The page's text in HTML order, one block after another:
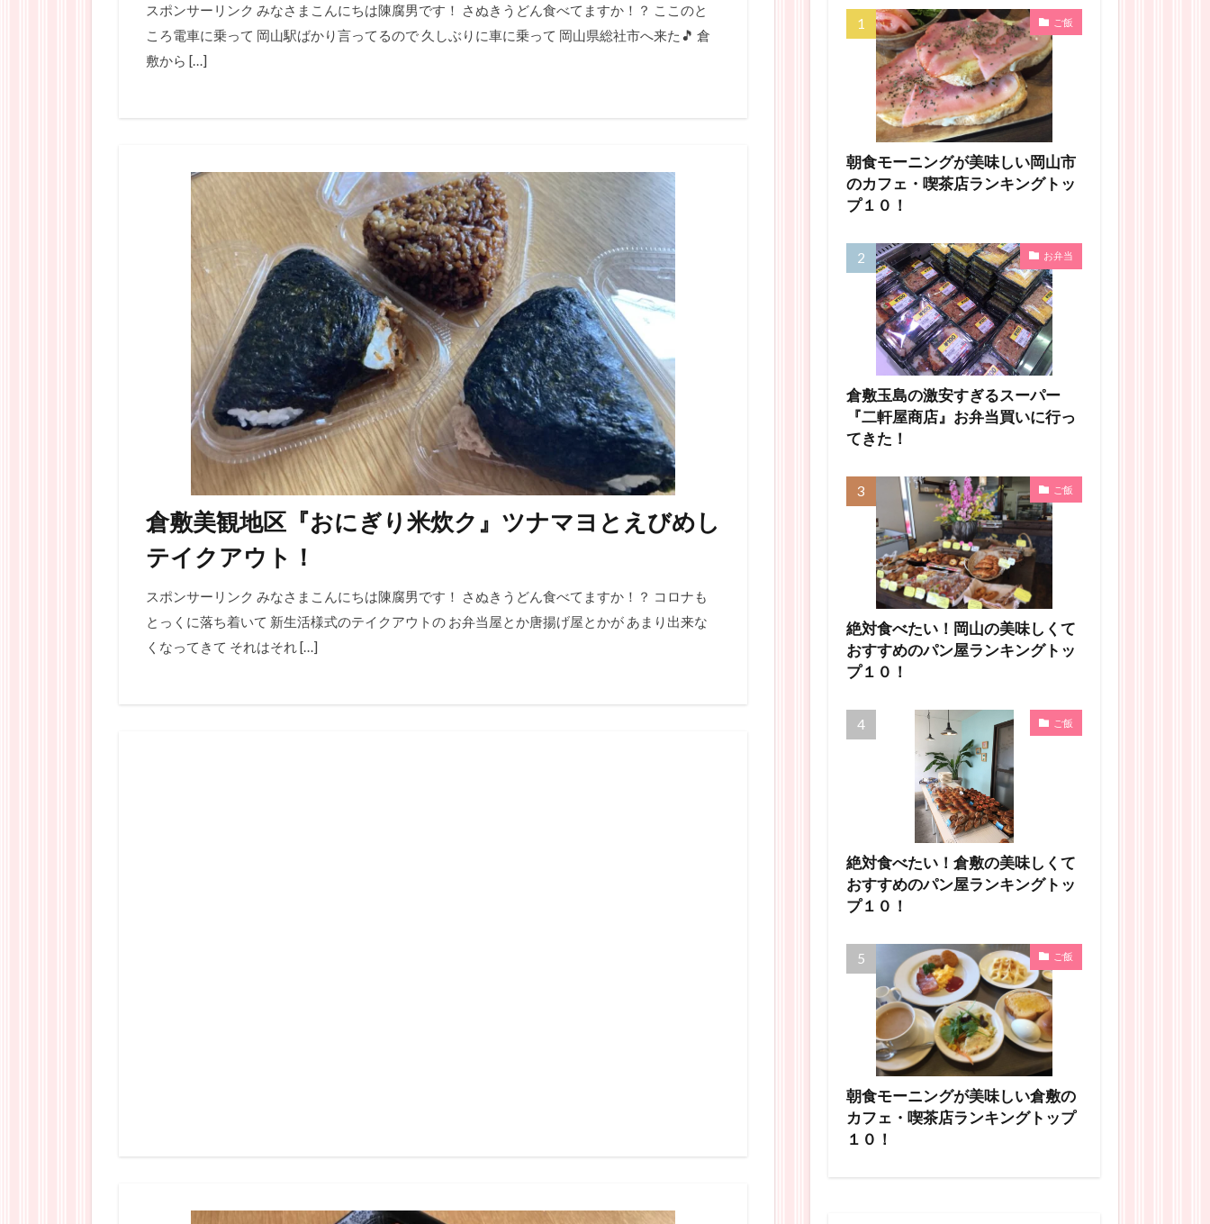
スポンサーリンク みなさまこんにちは陳腐男です！ さぬきうどん食べてますか！？ ここのと
ころ電車に乗って 岡山駅ばかり言ってるので 久しぶりに車に乗って 岡山県総社市へ来た🎵 倉
敷から […]
倉敷美観地区『おにぎり米炊ク』ツナマヨとえびめし
テイクアウト！
スポンサーリンク みなさまこんにちは陳腐男です！ さぬきうどん食べてますか！？ コロナも
とっくに落ち着いて 新生活様式のテイクアウトの お弁当屋とか唐揚げ屋とかが あまり出来な
くなってきて それはそれ […]
ご飯
朝食モーニングが美味しい岡山市
のカフェ・喫茶店ランキングトッ
プ１０！
お弁当
倉敷玉島の激安すぎるスーパー
『二軒屋商店』お弁当買いに行っ
てきた！
ご飯
絶対食べたい！岡山の美味しくて
おすすめのパン屋ランキングトッ
プ１０！
ご飯
絶対食べたい！倉敷の美味しくて
おすすめのパン屋ランキングトッ
プ１０！
ご飯
朝食モーニングが美味しい倉敷の
カフェ・喫茶店ランキングトップ
１０！